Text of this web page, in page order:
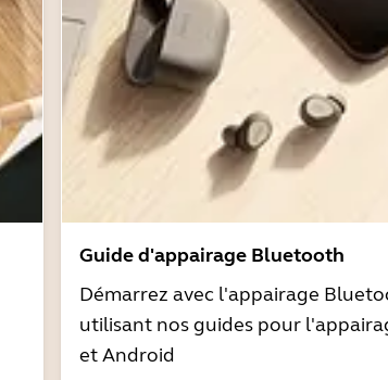
Guide d'appairage Bluetooth
Démarrez avec l'appairage
utilisant nos guides pour
et Android